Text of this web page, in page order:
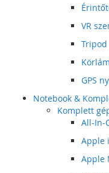
VR
Tripod
GPS
Notebook &
Komplett
All-In-
Apple
Apple